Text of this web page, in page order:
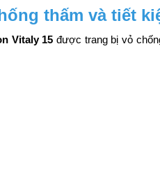
thấm và tiết
Vitaly 15 được trang bị vỏ